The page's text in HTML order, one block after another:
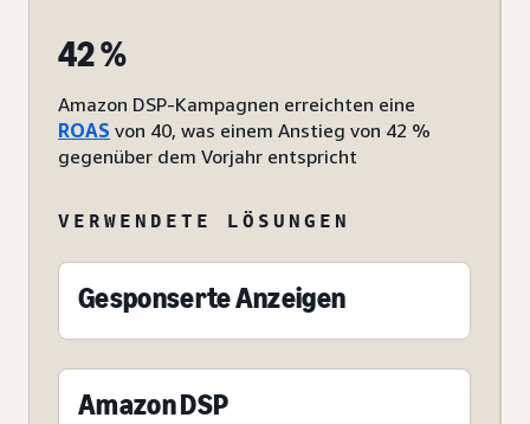
42 %
Amazon DSP-Kampagnen erreichten eine
ROAS von 40, was einem Anstieg von 42 %
gegenüber dem Vorjahr entspricht
VERWENDETE LÖSUNGEN
Gesponserte Anzeigen
Amazon DSP